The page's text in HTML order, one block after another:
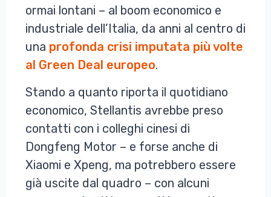
ormai lontani – al boom economico e
industriale dell’Italia, da anni al centro di
una profonda crisi imputata più volte
al Green Deal europeo.
Stando a quanto riporta il quotidiano
economico, Stellantis avrebbe preso
contatti con i colleghi cinesi di
Dongfeng Motor – e forse anche di
Xiaomi e Xpeng, ma potrebbero essere
già uscite dal quadro – con alcuni